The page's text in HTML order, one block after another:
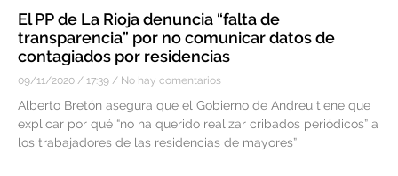
El PP de La Rioja denuncia “falta de
transparencia” por no comunicar datos de
contagiados por residencias
09/11/2020 17:39 No hay comentarios
Alberto Bretón asegura que el Gobierno de Andreu tiene que
explicar por qué “no ha querido realizar cribados periódicos” a
los trabajadores de las residencias de mayores”